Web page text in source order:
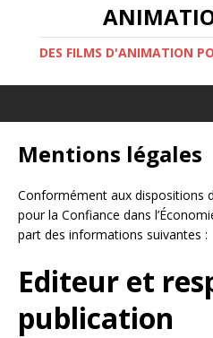
DES FILMS D'ANIMATION
Mentions légales
Conformément aux dispositions
pour la Confiance dans
part des informations suivantes :
Editeur et
publication